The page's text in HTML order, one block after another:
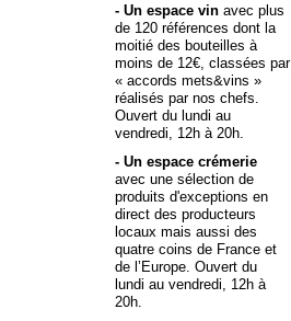
- Un espace vin avec plus
de 120 références dont la
moitié des bouteilles à
moins de 12€, classées par
« accords mets&vins »
réalisés par nos chefs.
Ouvert du lundi au
vendredi, 12h à 20h.
- Un espace crémerie
avec une sélection de
produits d'exceptions en
direct des producteurs
locaux mais aussi des
quatre coins de France et
de l’Europe. Ouvert du
lundi au vendredi, 12h à
20h.